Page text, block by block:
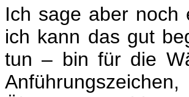
Ich sage aber noch
ich kann das gut
tun – bin für die